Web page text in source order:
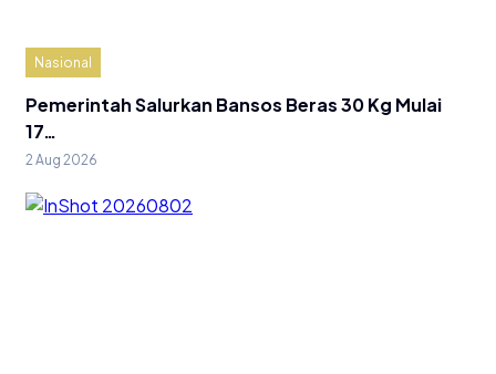
Nasional
Pemerintah Salurkan Bansos Beras 30 Kg Mulai
17…
2 Aug 2026